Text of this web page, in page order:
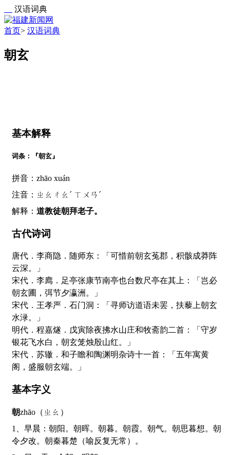
汉语词典
首页> 汉语词典
朝玄
基本解释
词条：『朝玄』
拼音：zhāo xuán
注音：ㄓㄠㄔㄠˊ ㄒㄨㄢˊ
解释： 道教徒朝拜老子。
古代诗词
唐代．李商隐．随师东：「可惜前朝玄菟郡，积骸成莽阵
云深。」
宋代．李廌．足亭张康节南亭也台数尺亭在其上：「岂必
朝玄圃，弭节夕瀛洲。」
宋代．王孝严．石门洞：「寻师访道语未罢，扶藜上朝玄
水渌。」
明代．程嘉燧．戊寅除夜拂水山庄和牧斋韵二首：「守岁
银花飞水白，朝玄笼烛殷山红。」
宋代．苏辙．和子瞻和陶渊明杂诗十一首：「五年寓黄
阁，盛服朝玄端。」
基本字义
朝zhāo（ㄓㄠ）
1、早晨：朝阳。朝晖。朝暮。朝霞。朝气。朝思暮想。朝
令夕改。朝秦暮楚（喻反复无常）。